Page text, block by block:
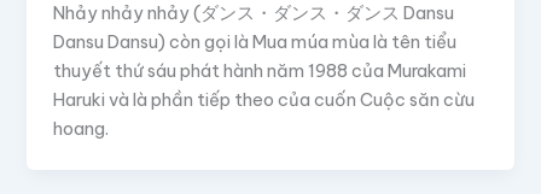
Nhảy nhảy nhảy (ダンス・ダンス・ダンス Dansu
Dansu Dansu) còn gọi là Mua múa mùa là tên tiểu
thuyết thứ sáu phát hành năm 1988 của Murakami
Haruki và là phần tiếp theo của cuốn Cuộc săn cừu
hoang.